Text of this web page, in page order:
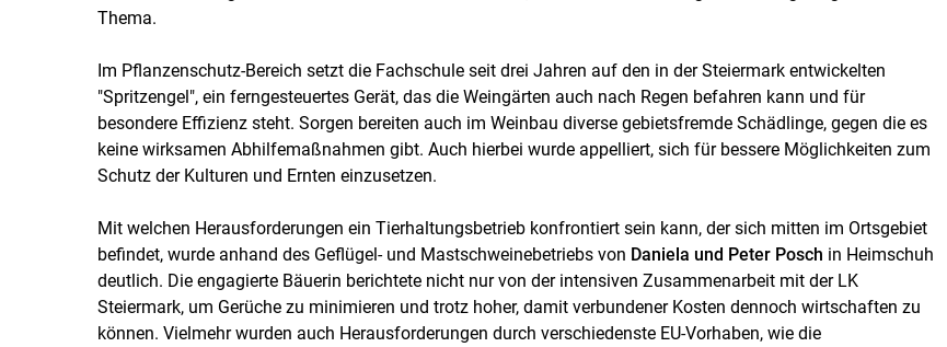
Thema.
Im Pflanzenschutz-Bereich setzt die Fachschule seit drei Jahren auf den in der Steiermark entwickelten
"Spritzengel", ein ferngesteuertes Gerät, das die Weingärten auch nach Regen befahren kann und für
besondere Effizienz steht. Sorgen bereiten auch im Weinbau diverse gebietsfremde Schädlinge, gegen die es
keine wirksamen Abhilfemaßnahmen gibt. Auch hierbei wurde appelliert, sich für bessere Möglichkeiten zum
Schutz der Kulturen und Ernten einzusetzen.
Mit welchen Herausforderungen ein Tierhaltungsbetrieb konfrontiert sein kann, der sich mitten im Ortsgebiet
befindet, wurde anhand des Geflügel- und Mastschweinebetriebs von Daniela und Peter Posch in Heimschuh
deutlich. Die engagierte Bäuerin berichtete nicht nur von der intensiven Zusammenarbeit mit der LK
Steiermark, um Gerüche zu minimieren und trotz hoher, damit verbundener Kosten dennoch wirtschaften zu
können. Vielmehr wurden auch Herausforderungen durch verschiedenste EU-Vorhaben, wie die